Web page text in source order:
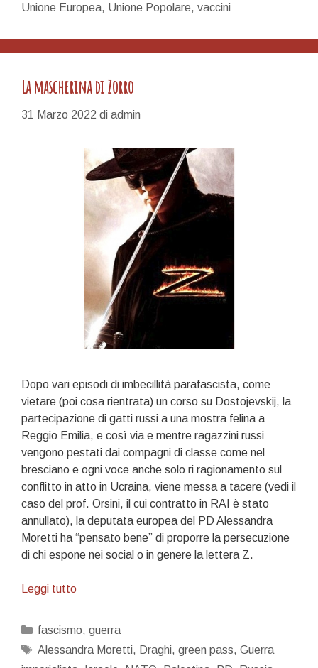
Unione Europea, Unione Popolare, vaccini
La mascherina di Zorro
31 Marzo 2022 di admin
Dopo vari episodi di imbecillità parafascista, come
vietare (poi cosa rientrata) un corso su Dostojevskij, la
partecipazione di gatti russi a una mostra felina a
Reggio Emilia, e così via e mentre ragazzini russi
vengono pestati dai compagni di classe come nel
bresciano e ogni voce anche solo ri ragionamento sul
conflitto in atto in Ucraina, viene messa a tacere (vedi il
caso del prof. Orsini, il cui contratto in RAI è stato
annullato), la deputata europea del PD Alessandra
Moretti ha “pensato bene” di proporre la persecuzione
di chi espone nei social o in genere la lettera Z.
Leggi tuttoLa
Zorro
Categorie
fascismo, guerra
Tag
Alessandra Moretti, Draghi, green pass, Guerra